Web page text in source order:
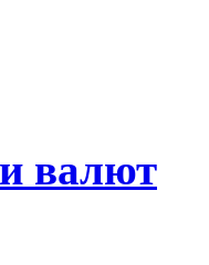
валют